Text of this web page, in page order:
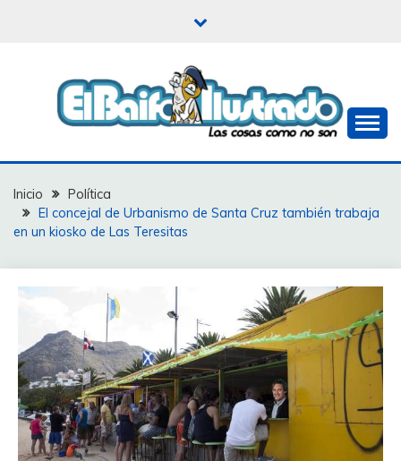
EL BAIFO ILUSTRADO
Inicio
Política
El concejal de Urbanismo de Santa Cruz también trabaja
en un kiosko de Las Teresitas